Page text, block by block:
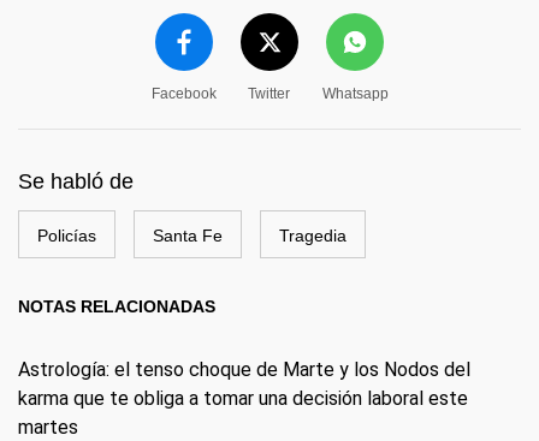
Facebook Twitter Whatsapp
Se habló de
Policías Santa Fe Tragedia
NOTAS RELACIONADAS
Astrología: el tenso choque de Marte y los Nodos del
karma que te obliga a tomar una decisión laboral este
martes